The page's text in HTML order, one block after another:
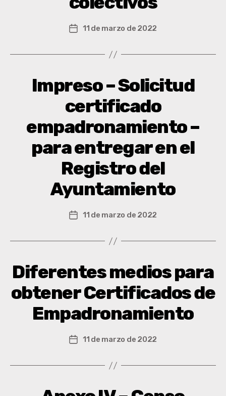
11 de marzo de 2022
Impreso – Solicitud
certificado
empadronamiento –
para entregar en el
Registro del
Ayuntamiento
11 de marzo de 2022
Diferentes medios para
obtener Certificados de
Empadronamiento
11 de marzo de 2022